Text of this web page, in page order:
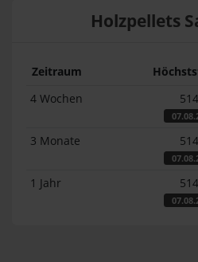
Holzpellets
Zeitraum
4 Wochen
3 Monate
1 Jahr